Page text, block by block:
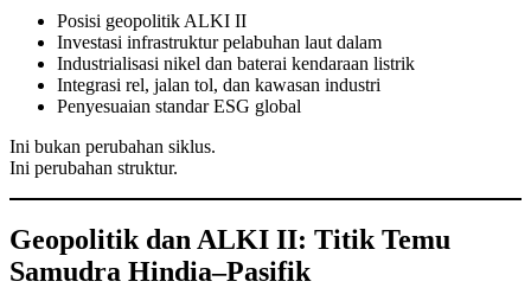
Posisi geopolitik ALKI II
Investasi infrastruktur pelabuhan laut dalam
Industrialisasi nikel dan baterai kendaraan listrik
Integrasi rel, jalan tol, dan kawasan industri
Penyesuaian standar ESG global
Ini bukan perubahan siklus.
Ini perubahan struktur.
Geopolitik dan ALKI II: Titik Temu
Samudra Hindia–Pasifik